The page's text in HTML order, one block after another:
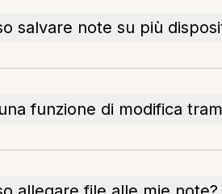
salvare note su più
funzione di modifica